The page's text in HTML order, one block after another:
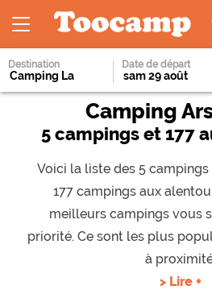
Destination Date de départ
Camping
5 campings et 177
Voici la liste des 5
177 campings aux
meilleurs campings vous
priorité. Ce sont les plus
à
> Lire +